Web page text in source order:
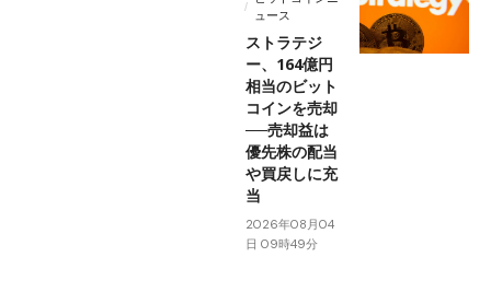
ュース
ストラテジ
ー、164億円
相当のビット
コインを売却
──売却益は
優先株の配当
や買戻しに充
当
2026年08月04
日 09時49分